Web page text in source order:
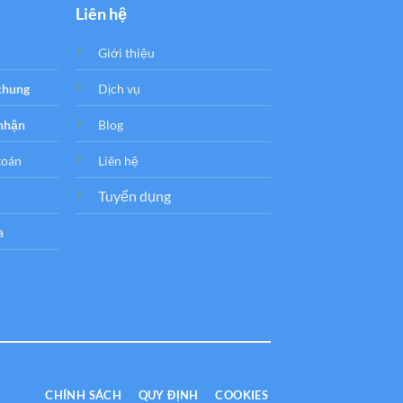
Liên hệ
Giới thiệu
Dịch vụ
Blog
Liên hệ
Tuyển dụng
CHÍNH SÁCH QUY ĐỊNH COOKIES